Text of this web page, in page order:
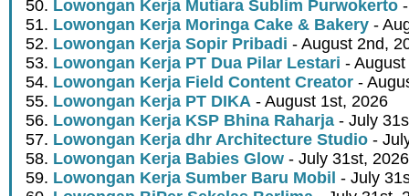
Lowongan Kerja Mutiara Sublim Purwokerto
Lowongan Kerja Moringa Cake & Bakery -
Lowongan Kerja Sopir Pribadi - August 2nd,
Lowongan Kerja PT Dua Pilar Lestari -
Lowongan Kerja Field Content Creator -
Lowongan Kerja PT DIKA - August 1st, 2026
Lowongan Kerja KSP Bhina Raharja - July
Lowongan Kerja dhr Architecture Studio -
Lowongan Kerja Babies Glow - July 31st, 2026
Lowongan Kerja Sumber Baru Mobil - July